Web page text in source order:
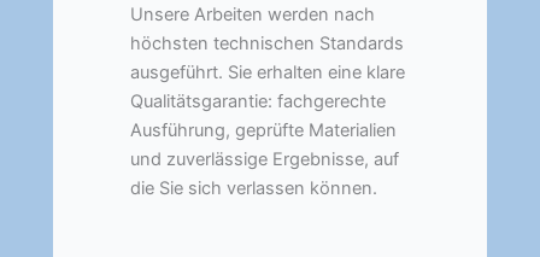
Unsere Arbeiten werden nach
höchsten technischen Standards
ausgeführt. Sie erhalten eine klare
Qualitätsgarantie: fachgerechte
Ausführung, geprüfte Materialien
und zuverlässige Ergebnisse, auf
die Sie sich verlassen können.